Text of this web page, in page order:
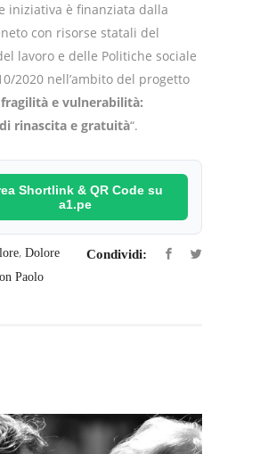
iniziativa è finanziata dalla
con risorse statali del
lavoro e delle Politiche sociale
2020 nell’ambito del progetto
e vulnerabilità:
rinascita e gratuità“.
Shortlink & QR Code su
a1.pe
, Dolore
Paolo
Condividi: